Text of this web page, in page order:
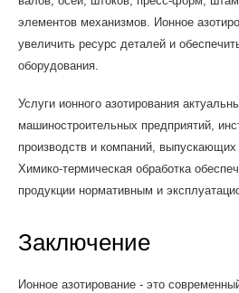
элементов механизмов. Ионное
увеличить ресурс деталей и
оборудования.
Услуги ионного азотирования
машиностроительных предприятий,
производств и компаний,
Химико-термическая обработка
продукции нормативным и
Заключение
Ионное азотирование - это